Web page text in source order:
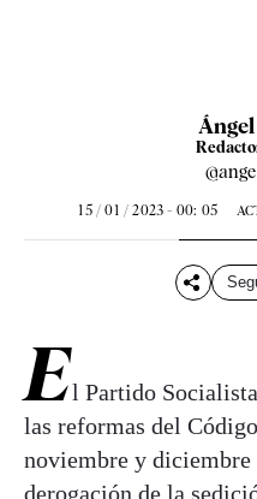
15 / 01 / 2023 - 00: 05
El Partido
las reformas del
noviembre y diciembre
derogación de la